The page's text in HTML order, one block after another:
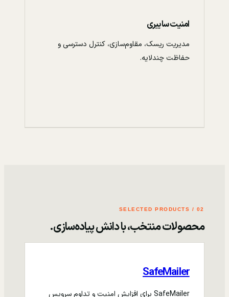
امنیت سایبری
مدیریت ریسک، مقاوم‌سازی، کنترل دسترسی و
حفاظت چندلایه.
02 / SELECTED PRODUCTS
محصولات منتخب، با دانش پیاده‌سازی.
SafeMailer
SafeMailer برای افزایش امنیت و تداوم سرویس